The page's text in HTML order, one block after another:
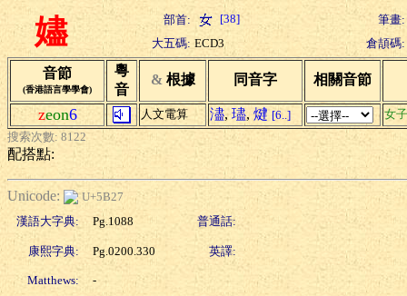
嬧 部首: [38]
筆畫:
大五碼: ECD3 倉頡碼:
音節
(香港語言學學會)
粵
音
& 根據 同音字 相關音節
zeon6 人文電算 濜, 璶, 煡 [6..]
女
搜索次數: 8122
配搭點:
Unicode:
U+5B27
漢語大字典:
Pg.1088 普通話:
康熙字典: Pg.0200.330 英譯:
Matthews: -